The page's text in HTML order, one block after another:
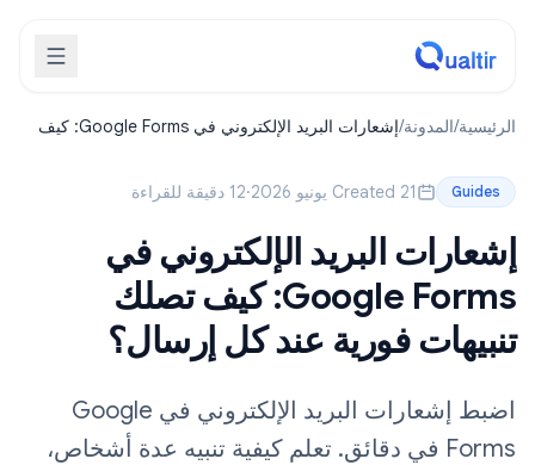
الرئيسية/المدونة/
إشعارات البريد الإلكتروني في Google Forms: كيف
Guides Created 21 يونيو 2026 ·12 دقيقة للقراءة
إشعارات البريد الإلكتروني في
Google Forms: كيف تصلك
تنبيهات فورية عند كل إرسال؟
اضبط إشعارات البريد الإلكتروني في Google
Forms في دقائق. تعلم كيفية تنبيه عدة أشخاص،